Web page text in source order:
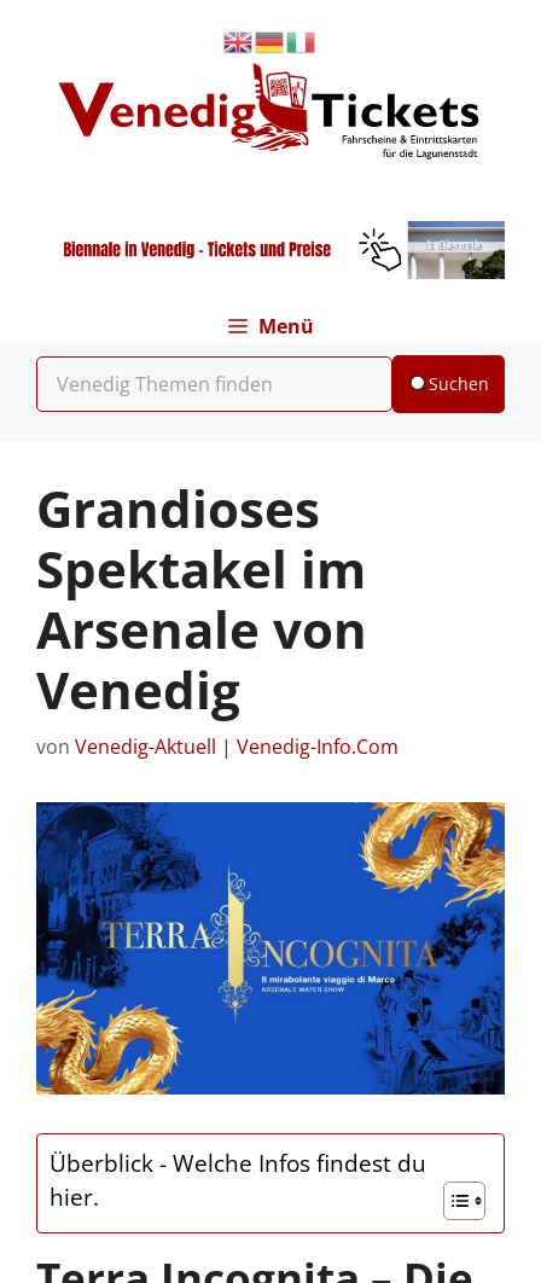
Menü
Suchen
Grandioses
Spektakel im
Arsenale von
Venedig
von Venedig-Aktuell | Venedig-Info.Com
Überblick - Welche Infos findest du
hier.